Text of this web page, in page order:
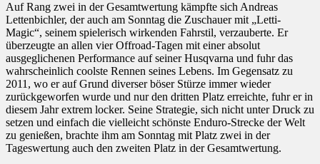
Auf Rang zwei in der Gesamtwertung kämpfte sich Andreas
Lettenbichler, der auch am Sonntag die Zuschauer mit „Letti-
Magic“, seinem spielerisch wirkenden Fahrstil, verzauberte. Er
überzeugte an allen vier Offroad-Tagen mit einer absolut
ausgeglichenen Performance auf seiner Husqvarna und fuhr das
wahrscheinlich coolste Rennen seines Lebens. Im Gegensatz zu
2011, wo er auf Grund diverser böser Stürze immer wieder
zurückgeworfen wurde und nur den dritten Platz erreichte, fuhr er in
diesem Jahr extrem locker. Seine Strategie, sich nicht unter Druck zu
setzen und einfach die vielleicht schönste Enduro-Strecke der Welt
zu genießen, brachte ihm am Sonntag mit Platz zwei in der
Tageswertung auch den zweiten Platz in der Gesamtwertung.